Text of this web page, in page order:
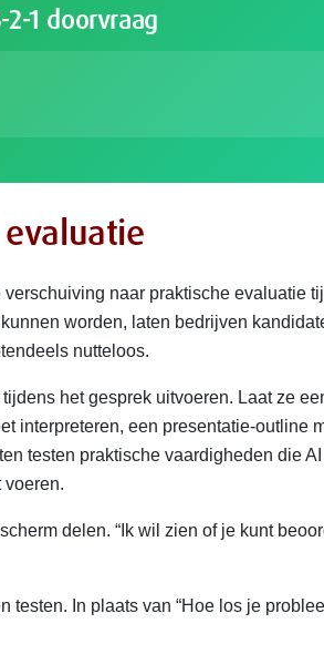
1 doorvraag
naar praktische evaluatie
worden, laten bedrijven
nutteloos.
het gesprek uitvoeren. Laat ze
interpreteren, een presentatie-outline
testen praktische vaardigheden die
voeren.
delen. “Ik wil zien of je kunt
testen. In plaats van “Hoe los je